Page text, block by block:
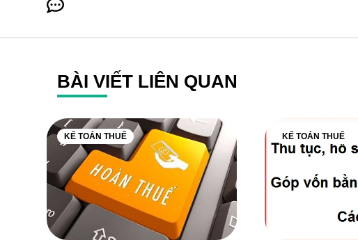
BÀI VIẾT LIÊN QUAN
KẾ TOÁN THUẾ KẾ TOÁN THUẾ